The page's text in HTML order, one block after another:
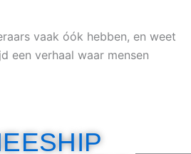
vaak óók hebben, en weet
een verhaal waar mensen